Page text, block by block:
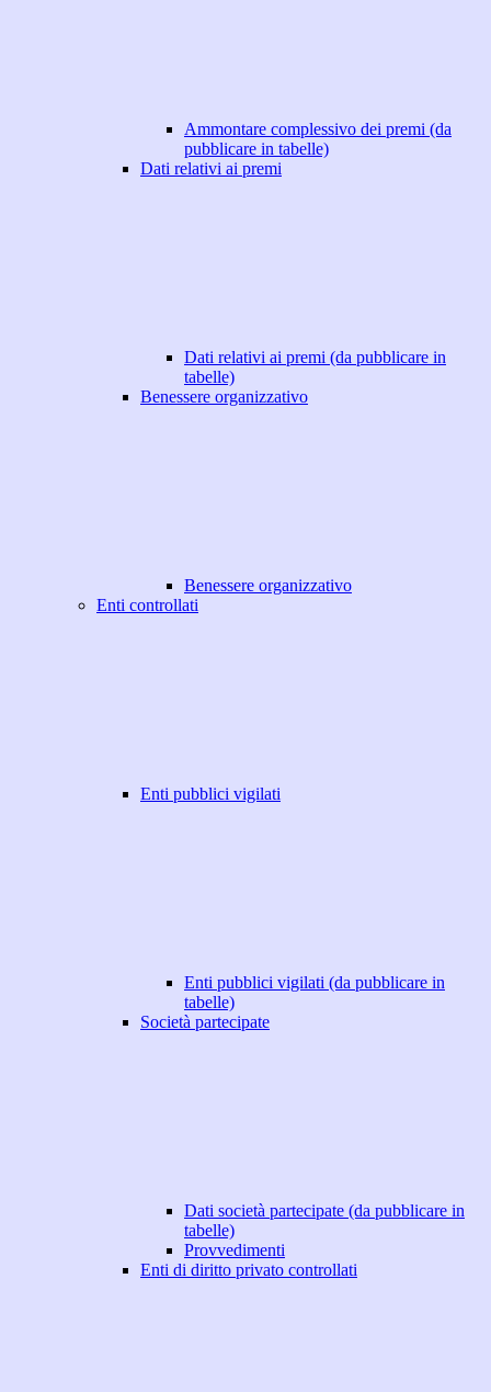
Ammontare complessivo dei premi (da
pubblicare in tabelle)
Dati relativi ai premi
Dati relativi ai premi (da pubblicare in
tabelle)
Benessere organizzativo
Benessere organizzativo
Enti controllati
Enti pubblici vigilati
Enti pubblici vigilati (da pubblicare in
tabelle)
Società partecipate
Dati società partecipate (da pubblicare in
tabelle)
Provvedimenti
Enti di diritto privato controllati